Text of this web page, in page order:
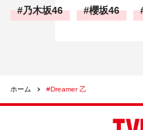
乃木坂46 櫻坂46
ホーム #Dreamer 乙